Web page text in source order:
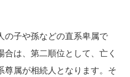
の子や孫などの直系卑属で
は、第二順位として、亡く
尊属が相続人となります。そ